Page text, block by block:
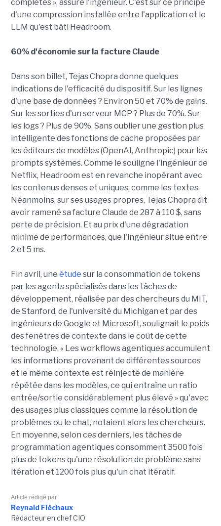
complètes », assure l'ingénieur. C'est sur ce principe
d'une compression installée entre l'application et le
LLM qu'est bâti Headroom.
60% d'économie sur la facture Claude
Dans son billet, Tejas Chopra donne quelques
indications de l'efficacité du dispositif. Sur les lignes
d'une base de données ? Environ 50 et 70% de gains.
Sur les sorties d'un serveur MCP ? Plus de 70%. Sur
les logs ? Plus de 90%. Sans oublier une gestion plus
intelligente des fonctions de cache proposées par
les éditeurs de modèles (OpenAI, Anthropic) pour les
prompts systèmes. Comme le souligne l'ingénieur de
Netflix, Headroom est en revanche inopérant avec
les contenus denses et uniques, comme les textes.
Néanmoins, sur ses usages propres, Tejas Chopra dit
avoir ramené sa facture Claude de 287 à 110 $, sans
perte de précision. Et au prix d'une dégradation
minime de performances, que l'ingénieur situe entre
2 et 5 ms.
Fin avril, une étude sur la consommation de tokens
par les agents spécialisés dans les tâches de
développement, réalisée par des chercheurs du MIT,
de Stanford, de l'université du Michigan et par des
ingénieurs de Google et Microsoft, soulignait le poids
des fenêtres de contexte dans le coût de cette
technologie. « Les workflows agentiques accumulent
les informations provenant de différentes sources
et le même contexte est réinjecté de manière
répétée dans les modèles, ce qui entraîne un ratio
entrée/sortie considérablement plus élevé » qu'avec
des usages plus classiques comme la résolution de
problèmes ou le chat, notaient alors les chercheurs.
En moyenne, selon ces derniers, les tâches de
programmation agentiques consomment 3500 fois
plus de tokens qu'une résolution de problème sans
itération et 1200 fois plus qu'un chat itératif.
Article rédigé par
Reynald Fléchaux
Rédacteur en chef CIO